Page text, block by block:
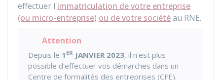
effectuer l'immatriculation de votre entreprise
(ou micro-entreprise) ou de votre sociétéau RNE.
Attention
Depuis le 1 ER JANVIER 2023, il n'est plus
possible d'effectuer vos démarches dans un
Centre de formalités des entreprises (CFE).